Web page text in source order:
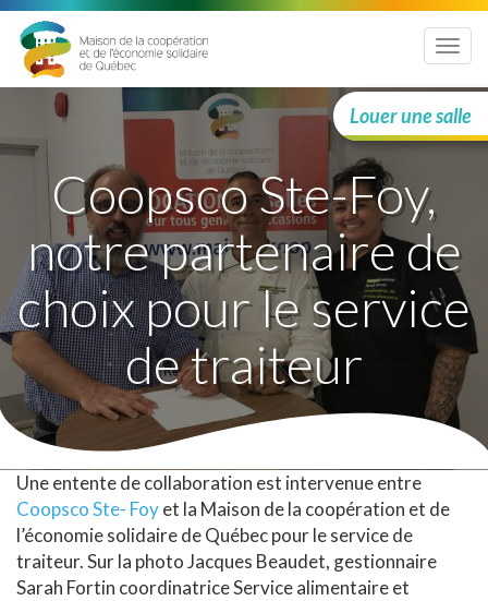
Menu
Louer une salle
Coopsco Ste-Foy,
notre partenaire de
choix pour le service
de traiteur
Une entente de collaboration est intervenue entre
Coopsco Ste- Foyet la Maison de la coopération et de
l’économie solidaire de Québec pour le service de
traiteur. Sur la photo Jacques Beaudet, gestionnaire
Sarah Fortin coordinatrice Service alimentaire et